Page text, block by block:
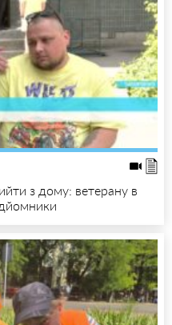
з дому: ветерану в